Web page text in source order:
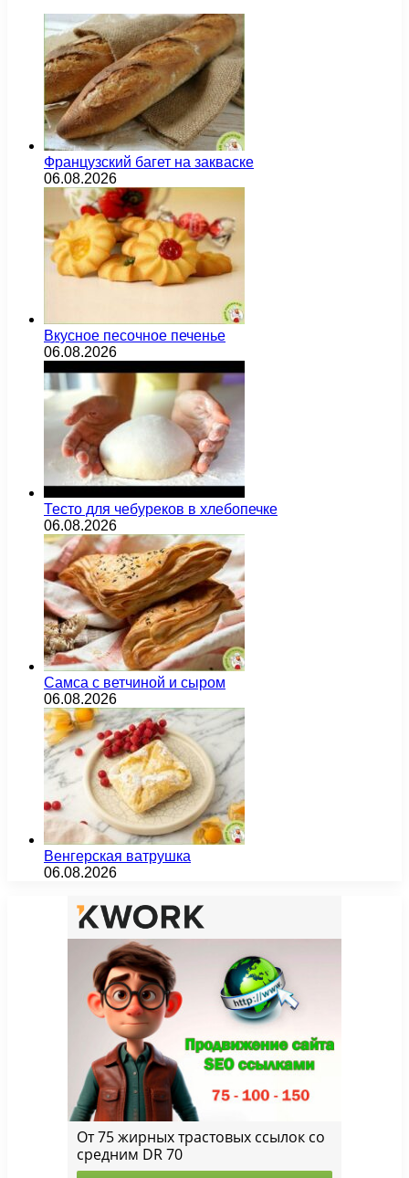
Французский багет на закваске
06.08.2026
Вкусное песочное печенье
06.08.2026
Тесто для чебуреков в хлебопечке
06.08.2026
Самса с ветчиной и сыром
06.08.2026
Венгерская ватрушка
06.08.2026